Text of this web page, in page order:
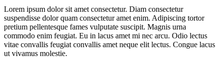
Lorem ipsum dolor sit amet consectetur. Diam consectetur
suspendisse dolor quam consectetur amet enim. Adipiscing tortor
pretium pellentesque fames vulputate suscipit. Magnis urna
commodo enim feugiat. Eu in lacus amet mi nec arcu. Odio lectus
vitae convallis feugiat convallis amet neque elit lectus. Congue lacus
ut vivamus molestie.